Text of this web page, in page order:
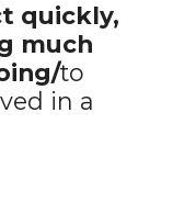
quickly,
much
to
in a